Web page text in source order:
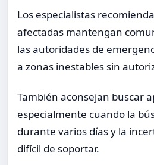
Los especialistas
afectadas mantengan
las autoridades de
a zonas inestables sin
También aconsejan buscar
especialmente cuando la
durante varios días y la
difícil de soportar.